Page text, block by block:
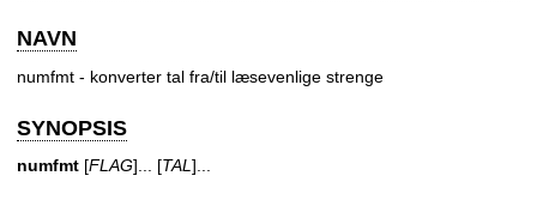
NAVN
numfmt - konverter tal fra/til læsevenlige strenge
SYNOPSIS
numfmt [FLAG]... [TAL ]...